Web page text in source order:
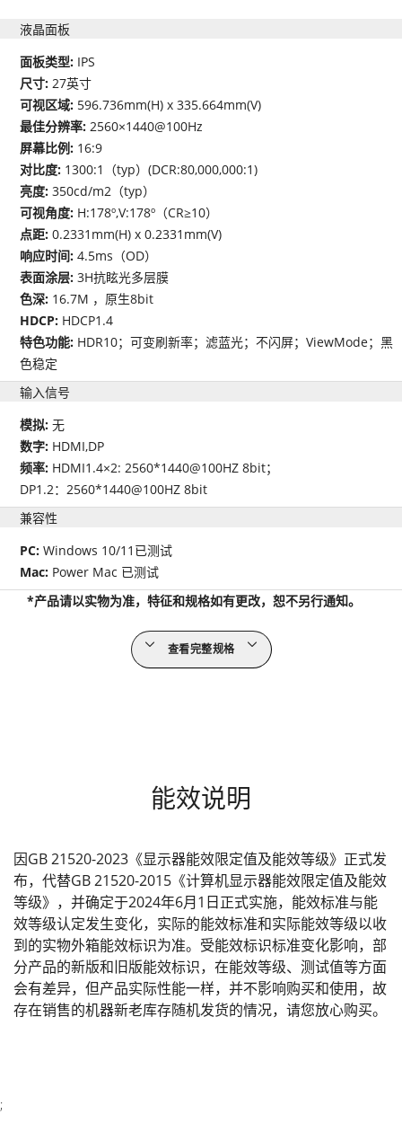
液晶面板
面板类型: IPS
尺寸: 27英寸
可视区域: 596.736mm(H) x 335.664mm(V)
最佳分辨率: 2560×1440@100Hz
屏幕比例: 16:9
对比度: 1300:1（typ）(DCR:80,000,000:1)
亮度:350cd/m2（typ）
可视角度: H:178º,V:178º（CR≥10）
点距:0.2331mm(H) x 0.2331mm(V)
响应时间:4.5ms（OD）
表面涂层:3H抗眩光多层膜
色深: 16.7M ，原生8bit
HDCP: HDCP1.4
特色功能: HDR10；可变刷新率；滤蓝光；不闪屏；ViewMode；黑
色稳定
输入信号
模拟:无
数字: HDMI,DP
频率: HDMI1.4×2: 2560*1440@100HZ 8bit；
DP1.2：2560*1440@100HZ 8bit
兼容性
PC:Windows 10/11已测试
Mac: Power Mac 已测试
*产品请以实物为准，特征和规格如有更改，恕不另行通知。
查看完整规格
能效说明
因GB 21520-2023《显示器能效限定值及能效等级》正式发
布，代替GB 21520-2015《计算机显示器能效限定值及能效
等级》，并确定于2024年6月1日正式实施，能效标准与能
效等级认定发生变化，实际的能效标准和实际能效等级以收
到的实物外箱能效标识为准。受能效标识标准变化影响，部
分产品的新版和旧版能效标识，在能效等级、测试值等方面
会有差异，但产品实际性能一样，并不影响购买和使用，故
存在销售的机器新老库存随机发货的情况，请您放心购买。
;